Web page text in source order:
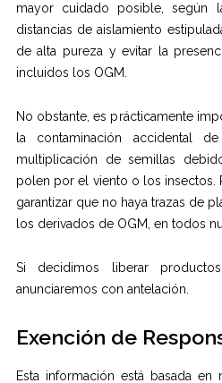
mayor cuidado posible, según
distancias de aislamiento
de alta pureza y evitar la
incluidos los OGM.
No obstante, es prácticamente
la contaminación accidental
multiplicación de semillas
polen por el viento o los insectos.
garantizar que no haya trazas de
los derivados de OGM, en todos
Si decidimos liberar
anunciaremos con antelación.
Exención de
Esta información está basada en